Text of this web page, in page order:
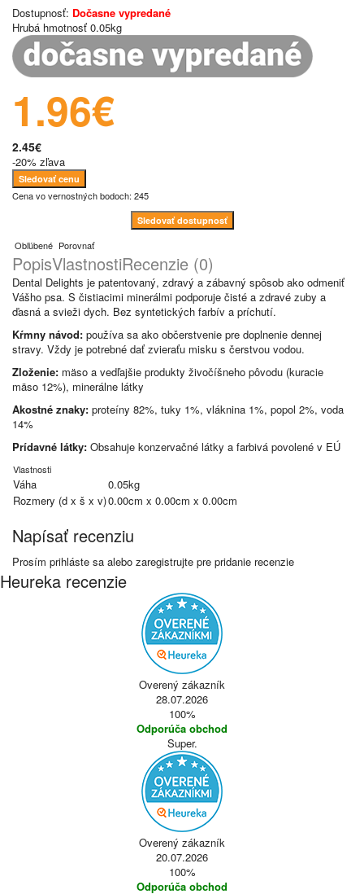
Dostupnosť: Dočasne vypredané
Hrubá hmotnosť 0.05kg
1.96€
2.45€
-20% zľava
Sledovať cenu
Cena vo vernostných bodoch: 245
Sledovať dostupnosť
Obľúbené Porovnať
PopisVlastnostiRecenzie (0)
Dental Delights je patentovaný, zdravý a zábavný spôsob ako odmeniť
Vášho psa. S čistiacimi minerálmi podporuje čisté a zdravé zuby a
ďasná a svieži dych. Bez syntetických farbív a príchutí.
Kŕmny návod: používa sa ako občerstvenie pre doplnenie dennej
stravy. Vždy je potrebné dať zvieraťu misku s čerstvou vodou.
Zloženie: mäso a vedľajšie produkty živočíšneho pôvodu (kuracie
mäso 12%), minerálne látky
Akostné znaky: proteíny 82%, tuky 1%, vláknina 1%, popol 2%, voda
14%
Prídavné látky: Obsahuje konzervačné látky a farbivá povolené v EÚ
Vlastnosti
Váha
0.05kg
Rozmery (d x š x v)0.00cm x 0.00cm x 0.00cm
Napísať recenziu
Prosím prihláste sa alebo zaregistrujte pre pridanie recenzie
Heureka recenzie
Overený zákazník
28.07.2026
100%
Odporúča obchod
Super.
Overený zákazník
20.07.2026
100%
Odporúča obchod